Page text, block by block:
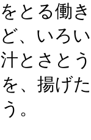
とる働
、いろ
とさと
、揚げ
。